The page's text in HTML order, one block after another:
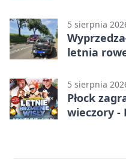
5 sierpnia
letnia
5 sierpnia
Płock
wieczory -